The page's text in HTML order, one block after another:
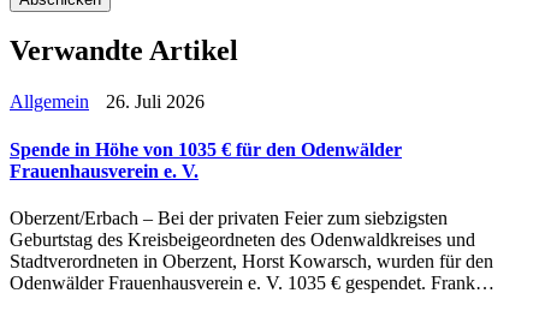
Verwandte Artikel
Allgemein 26. Juli 2026
Spende in Höhe von 1035 € für den Odenwälder
Frauenhausverein e. V.
Oberzent/Erbach – Bei der privaten Feier zum siebzigsten
Geburtstag des Kreisbeigeordneten des Odenwaldkreises und
Stadtverordneten in Oberzent, Horst Kowarsch, wurden für den
Odenwälder Frauenhausverein e. V. 1035 € gespendet. Frank…